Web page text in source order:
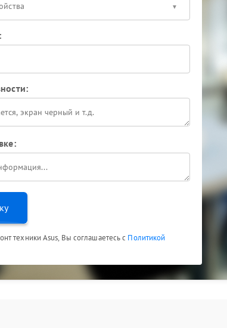
техники Asus, Вы соглашаетесь с Политикой